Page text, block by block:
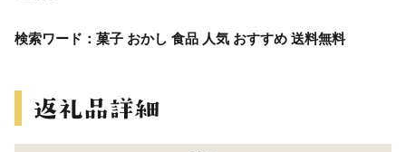
検索ワード：菓子 おかし 食品 人気 おすすめ 送料無料